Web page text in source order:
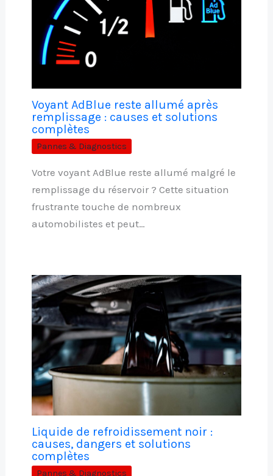
Voyant AdBlue reste allumé après
remplissage : causes et solutions
complètes
Pannes & Diagnostics
Votre voyant AdBlue reste allumé malgré le
remplissage du réservoir ? Cette situation
frustrante touche de nombreux
automobilistes et peut…
Liquide de refroidissement noir :
causes, dangers et solutions
complètes
Pannes & Diagnostics